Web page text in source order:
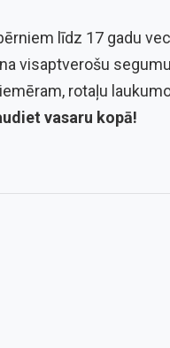
līdz 17 gadu
visaptverošu
rotaļu
vasaru kopā!